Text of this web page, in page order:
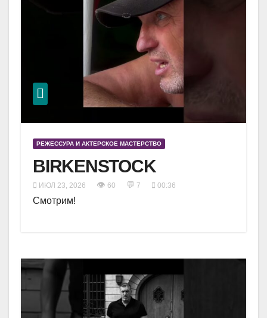
РЕЖЕССУРА И АКТЕРСКОЕ МАСТЕРСТВО
BIRKENSTOCK
ИЮЛ 23, 2026 👁 60 💬 7 00:36
Смотрим!